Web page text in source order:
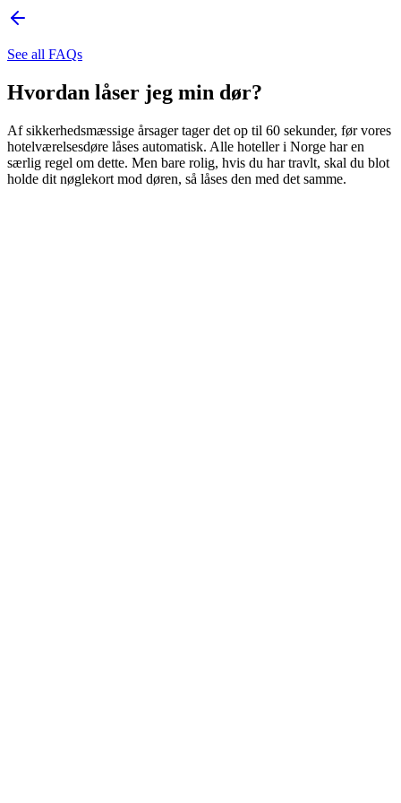
See all FAQs
Hvordan låser jeg min dør?
Af sikkerhedsmæssige årsager tager det op til 60 sekunder, før vores
hotelværelsesdøre låses automatisk. Alle hoteller i Norge har en
særlig regel om dette. Men bare rolig, hvis du har travlt, skal du blot
holde dit nøglekort mod døren, så låses den med det samme.